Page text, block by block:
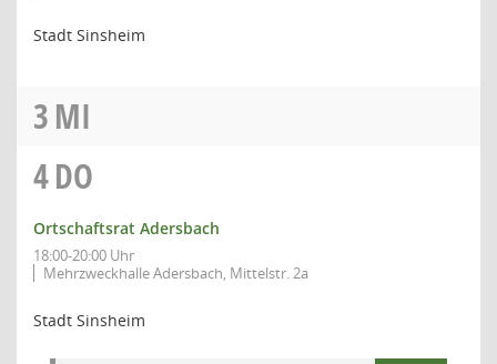
Stadt Sinsheim
3MI
4DO
Ortschaftsrat Adersbach
18:00-20:00 Uhr
Mehrzweckhalle Adersbach, Mittelstr. 2a
Stadt Sinsheim